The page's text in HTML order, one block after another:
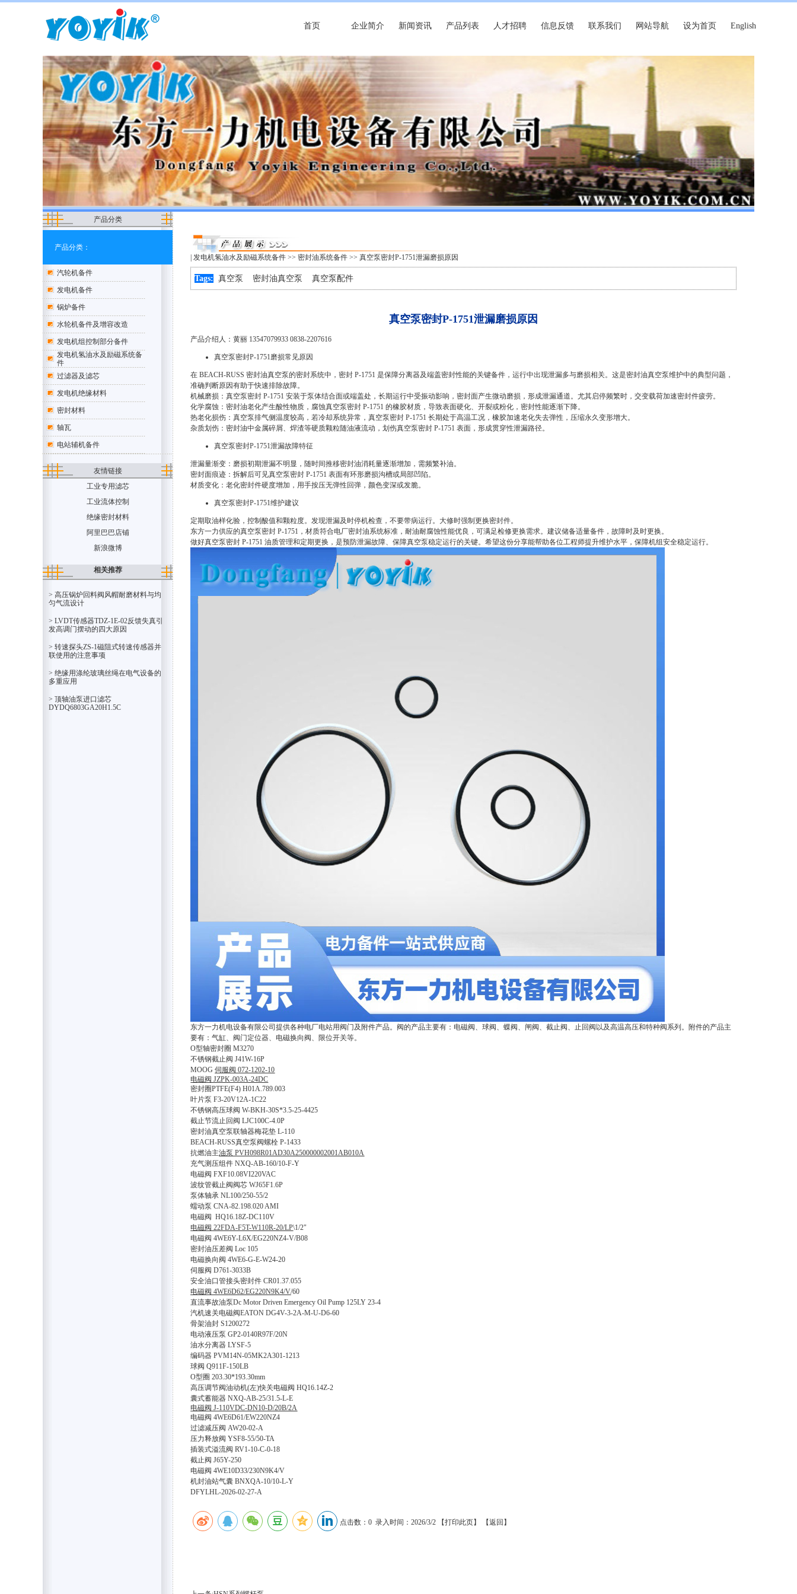
首页 企业简介 新闻资讯 产品列表 人才招聘 信息反馈 联系我们 网站导航 设为首页 English
产品分类
产品分类：
汽轮机备件
发电机备件
锅炉备件
水轮机备件及增容改造
发电机组控制部分备件
发电机氢油水及励磁系统备
件
过滤器及滤芯
发电机绝缘材料
密封材料
轴瓦
电站辅机备件
友情链接
工业专用滤芯
工业流体控制
绝缘密封材料
阿里巴巴店铺
新浪微博
相关推荐
> 高压锅炉回料阀风帽耐磨材料与均
匀气流设计
> LVDT传感器TDZ-1E-02反馈失真引
发高调门摆动的四大原因
> 转速探头ZS-1磁阻式转速传感器并
联使用的注意事项
> 绝缘用涤纶玻璃丝绳在电气设备的
多重应用
> 顶轴油泵进口滤芯
DYDQ6803GA20H1.5C
|发电机氢油水及励磁系统备件 >>密封油系统备件 >> 真空泵密封P-1751泄漏磨损原因
Tags: 真空泵 密封油真空泵 真空泵配件
真空泵密封P-1751泄漏磨损原因
产品介绍人：黄丽 13547079933 0838-2207616
真空泵密封P-1751磨损常见原因
在 BEACH-RUSS 密封油真空泵的密封系统中，密封 P-1751 是保障分离器及端盖密封性能的关键备件，运行中出现泄漏多与磨损相关。这是密封油真空泵维护中的典型问题，
准确判断原因有助于快速排除故障。
机械磨损：真空泵密封 P-1751 安装于泵体结合面或端盖处，长期运行中受振动影响，密封面产生微动磨损，形成泄漏通道。尤其启停频繁时，交变载荷加速密封件疲劳。
化学腐蚀：密封油老化产生酸性物质，腐蚀真空泵密封 P-1751 的橡胶材质，导致表面硬化、开裂或粉化，密封性能逐渐下降。
热老化损伤：真空泵排气侧温度较高，若冷却系统异常，真空泵密封 P-1751 长期处于高温工况，橡胶加速老化失去弹性，压缩永久变形增大。
杂质划伤：密封油中金属碎屑、焊渣等硬质颗粒随油液流动，划伤真空泵密封 P-1751 表面，形成贯穿性泄漏路径。
真空泵密封P-1751泄漏故障特征
泄漏量渐变：磨损初期泄漏不明显，随时间推移密封油消耗量逐渐增加，需频繁补油。
密封面痕迹：拆解后可见真空泵密封 P-1751 表面有环形磨损沟槽或局部凹陷。
材质变化：老化密封件硬度增加，用手按压无弹性回弹，颜色变深或发脆。
真空泵密封P-1751维护建议
定期取油样化验，控制酸值和颗粒度。发现泄漏及时停机检查，不要带病运行。大修时强制更换密封件。
东方一力供应的真空泵密封 P-1751，材质符合电厂密封油系统标准，耐油耐腐蚀性能优良，可满足检修更换需求。建议储备适量备件，故障时及时更换。
做好真空泵密封 P-1751 油质管理和定期更换，是预防泄漏故障、保障真空泵稳定运行的关键。希望这份分享能帮助各位工程师提升维护水平，保障机组安全稳定运行。
东方一力机电设备有限公司提供各种电厂电站用阀门及附件产品。阀的产品主要有：电磁阀、球阀、蝶阀、闸阀、截止阀、止回阀以及高温高压和特种阀系列。附件的产品主
要有：气缸、阀门定位器、电磁换向阀、限位开关等。
O型轴密封圈 M3270
不锈钢截止阀 J41W-16P
MOOG伺服阀 072-1202-10
电磁阀 JZPK-003A-24DC
密封圈PTFE(F4) H01A.789.003
叶片泵 F3-20V12A-1C22
不锈钢高压球阀 W-BKH-30S*3.5-25-4425
截止节流止回阀 LJC100C-4.0P
密封油真空泵联轴器梅花垫 L-110
BEACH-RUSS真空泵阀螺栓 P-1433
抗燃油主油泵 PVH098R01AD30A250000002001AB010A
充气测压组件 NXQ-AB-160/10-F-Y
电磁阀 FXF10.08VI220VAC
波纹管截止阀阀芯 WJ65F1.6P
泵体轴承 NL100/250-55/2
蠕动泵 CNA-82.198.020 AMI
电磁阀 HQ16.18Z-DC110V
电磁阀 22FDA-F5T-W110R-20/LP\1/2"
电磁阀 4WE6Y-L6X/EG220NZ4-V/B08
密封油压差阀 Loc 105
电磁换向阀 4WE6-G-E-W24-20
伺服阀 D761-3033B
安全油口管接头密封件 CR01.37.055
电磁阀 4WE6D62/EG220N9K4/V/60
直流事故油泵Dc Motor Driven Emergency Oil Pump 125LY 23-4
汽机速关电磁阀EATON DG4V-3-2A-M-U-D6-60
骨架油封 S1200272
电动液压泵 GP2-0140R97F/20N
油水分离器 LYSF-5
编码器 PVM14N-05MK2A301-1213
球阀 Q911F-150LB
O型圈 203.30*193.30mm
高压调节阀油动机(左)快关电磁阀 HQ16.14Z-2
囊式蓄能器 NXQ-AB-25/31.5-L-E
电磁阀 J-110VDC-DN10-D/20B/2A
电磁阀 4WE6D61/EW220NZ4
过滤减压阀 AW20-02-A
压力释放阀 YSF8-55/50-TA
插装式溢流阀 RV1-10-C-0-18
截止阀 J65Y-250
电磁阀 4WE10D33/230N9K4/V
机封油站气囊 BNXQA-10/10-L-Y
DFYLHL-2026-02-27-A
点击数：0 录入时间：2026/3/2 【打印此页】 【返回 】